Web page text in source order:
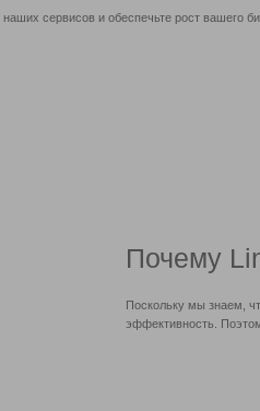
сервисов и обеспечьте рост вашего
Почему
Поскольку мы знаем,
эффективность.